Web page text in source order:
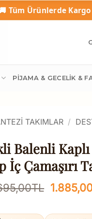
Kargo Ücretsiz💳
PIJAMA & GECELIK &
TAKIMLAR /
Balenli
İç Çamaşırı
TL Orijinal